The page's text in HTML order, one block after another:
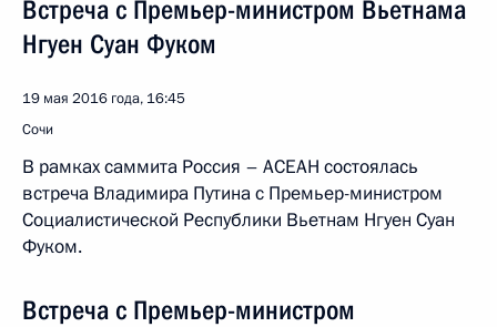
Встреча с Премьер-министром Вьетнама
Нгуен Суан Фуком
19 мая 2016 года, 16:45
Сочи
В рамках саммита Россия – АСЕАН состоялась
встреча Владимира Путина с Премьер-министром
Социалистической Республики Вьетнам Нгуен Суан
Фуком.
Встреча с Премьер-министром